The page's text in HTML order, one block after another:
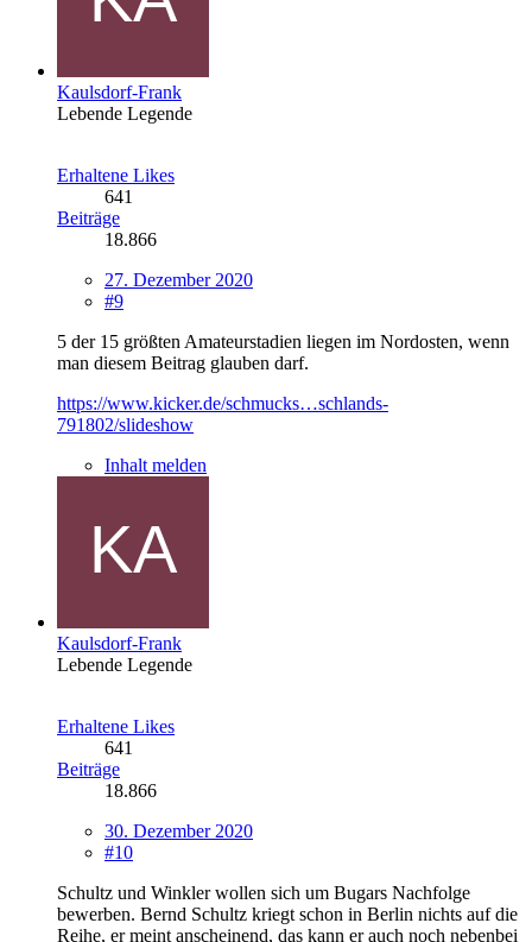
Kaulsdorf-Frank
Lebende Legende
Erhaltene Likes
641
Beiträge
18.866
27. Dezember 2020
#9
5 der 15 größten Amateurstadien liegen im Nordosten, wenn
man diesem Beitrag glauben darf.
https://www.kicker.de/schmucks…schlands-
791802/slideshow
Inhalt melden
Kaulsdorf-Frank
Lebende Legende
Erhaltene Likes
641
Beiträge
18.866
30. Dezember 2020
#10
Schultz und Winkler wollen sich um Bugars Nachfolge
bewerben. Bernd Schultz kriegt schon in Berlin nichts auf die
Reihe, er meint anscheinend, das kann er auch noch nebenbei